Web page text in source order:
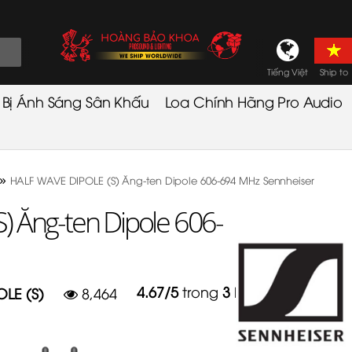
Tiếng Việt Ship to
Ánh Sáng Sân Khấu Loa Chính Hãng Pro Audio
» HALF WAVE DIPOLE (S) Ăng-ten Dipole 606-694 MHz Sennheiser
Ăng-ten Dipole 606-
(S) 8,464 4.67/5trong 3 lượt